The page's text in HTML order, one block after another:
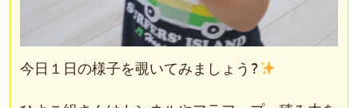
今日１日の様子を覗いてみましょう?